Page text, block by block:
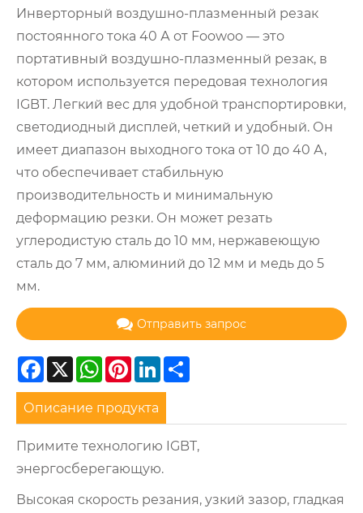
Инверторный воздушно-плазменный резак
постоянного тока 40 А от Foowoo — это
портативный воздушно-плазменный резак, в
котором используется передовая технология
IGBT. Легкий вес для удобной транспортировки,
светодиодный дисплей, четкий и удобный. Он
имеет диапазон выходного тока от 10 до 40 А,
что обеспечивает стабильную
производительность и минимальную
деформацию резки. Он может резать
углеродистую сталь до 10 мм, нержавеющую
сталь до 7 мм, алюминий до 12 мм и медь до 5
мм.
Отправить запрос
Facebook
X WhatsApp
Pinterest
LinkedIn
Описание продукта
Примите технологию IGBT,
энергосберегающую.
Высокая скорость резания, узкий зазор, гладкая